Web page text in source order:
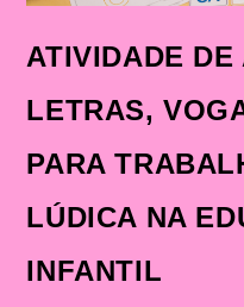
ATIVIDADE
LETRAS,
PARA
LÚDICA NA
INFANTIL